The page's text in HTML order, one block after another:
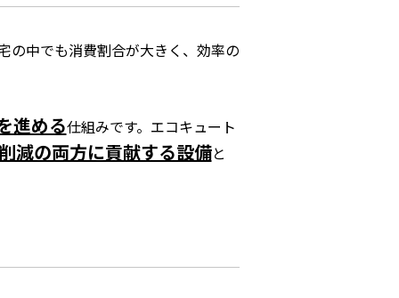
の中でも消費割合が大きく、効率の
進める仕組みです。エコキュート
減の両方に貢献する設備と